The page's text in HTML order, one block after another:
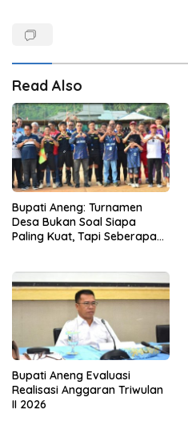
Read Also
Bupati Aneng: Turnamen
Desa Bukan Soal Siapa
Paling Kuat, Tapi Seberapa
Bupati Aneng Evaluasi
Realisasi Anggaran Triwulan
II 2026